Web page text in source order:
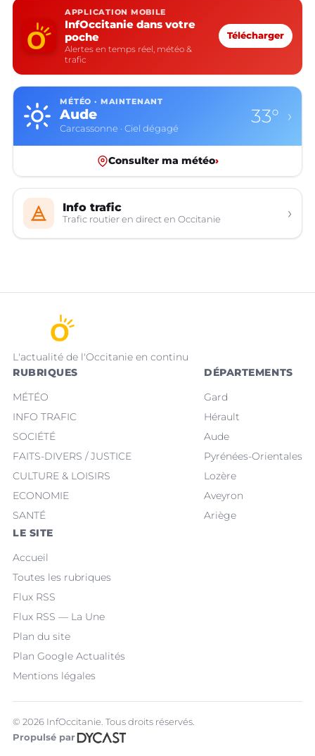
APPLICATION MOBILE
InfOccitanie dans votre
poche
Alertes en temps réel, météo &
trafic
Télécharger
MÉTÉO · MAINTENANT
Aude
Carcassonne · Ciel dégagé
33° ›
Consulter ma météo›
Info trafic
Trafic routier en direct en Occitanie ›
L'actualité de l'Occitanie en continu
RUBRIQUES
MÉTÉO
INFO TRAFIC
SOCIÉTÉ
FAITS-DIVERS / JUSTICE
CULTURE & LOISIRS
ECONOMIE
SANTÉ
DÉPARTEMENTS
Gard
Hérault
Aude
Pyrénées-Orientales
Lozère
Aveyron
Ariège
LE SITE
Accueil
Toutes les rubriques
Flux RSS
Flux RSS — La Une
Plan du site
Plan Google Actualités
Mentions légales
© 2026 InfOccitanie. Tous droits réservés.
Propulsé par